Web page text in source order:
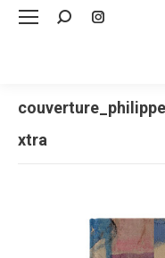
window
Search:
xtra